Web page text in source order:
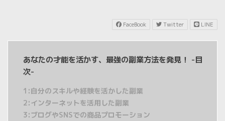
FaceBook Twitter LINE
あなたの才能を活かす、最強の副業方法を発見！ -目
次-
1:自分のスキルや経験を活かした副業
2:インターネットを活用した副業
3:ブログやSNSでの商品プロモーション